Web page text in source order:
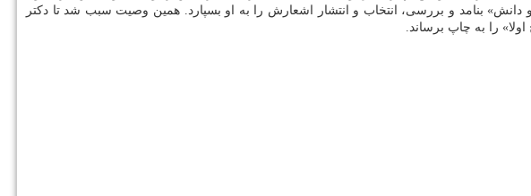
دانش» بنامد و بررسی، انتخاب و انتشار اشعارش را به او بسپارد. همین وصیت سبب شد تا دکتر